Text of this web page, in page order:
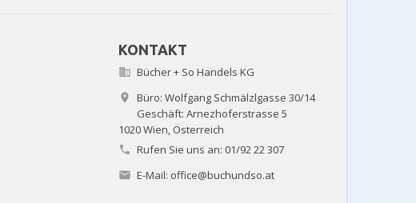
KONTAKT
 Bücher + So Handels KG

Büro: Wolfgang Schmälzlgasse 30/14
Geschäft: Arnezhoferstrasse 5
1020 Wien, Österreich
 Rufen Sie uns an: 01/92 22 307
 E-Mail: office@buchundso.at